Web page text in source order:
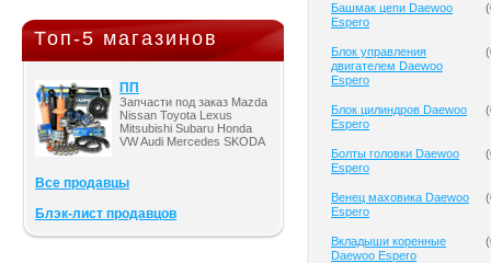
Топ-5 магазинов
ПП
Запчасти под заказ Mazda
Nissan Toyota Lexus
Mitsubishi Subaru Honda
VW Audi Mercedes SKODA
Все продавцы
Блэк-лист продавцов
Башмак цепи Daewoo
Espero
(
Блок управления
двигателем Daewoo
Espero
(
Блок цилиндров Daewoo
Espero
(
Болты головки Daewoo
Espero
(
Венец маховика Daewoo
Espero
(
Вкладыши коренные
Daewoo Espero
(